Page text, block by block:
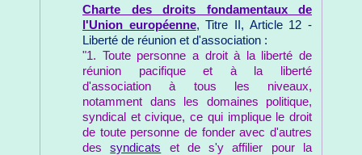
Charte des droits fondamentaux de
l'Union européenne, Titre II, Article 12 -
Liberté de réunion et d'association :
"1. Toute personne a droit à la liberté de
réunion pacifique et à la liberté
d'association à tous les niveaux,
notamment dans les domaines politique,
syndical et civique, ce qui implique le droit
de toute personne de fonder avec d'autres
dessyndicats et de s'y affilier pour la